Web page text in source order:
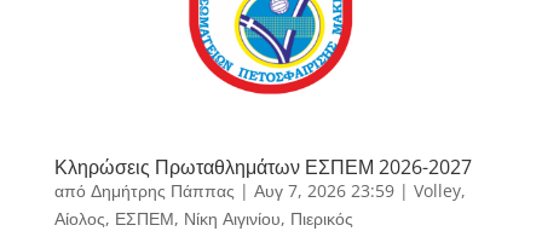
Κληρώσεις Πρωταθλημάτων ΕΣΠΕΜ 2026-2027
από Δημήτρης Πάππας | Αυγ 7, 2026 23:59| Volley,
Αίολος, ΕΣΠΕΜ, Νίκη Αιγινίου, Πιερικός